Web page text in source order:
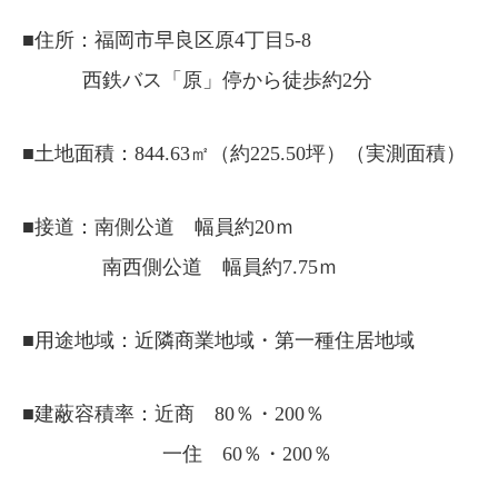
■住所：福岡市早良区原4丁目5-8
西鉄バス「原」停から徒歩約2分
■土地面積：844.63㎡（約225.50坪）（実測面積）
■接道：南側公道 幅員約20ｍ
南西側公道 幅員約7.75ｍ
■用途地域：近隣商業地域・第一種住居地域
■建蔽容積率：近商 80％・200％
一住 60％・200％